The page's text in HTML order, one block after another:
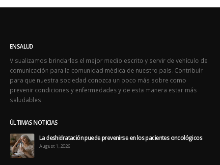
Visualizamos brindarles el mejor medio escrito y servir de vehículo de
comunicación para la comunidad médica de nuestro país. Contribuir
para que nuestra sociedad conozca un poco más sobre como
prevenir condiciones y enfermedades y de esta manera estar más
ÚLTIMAS NOTICIAS
La deshidratación puede prevenirse en los pacientes oncológicos